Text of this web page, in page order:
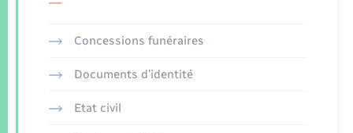
Concessions funéraires
Documents d’identité
Etat civil